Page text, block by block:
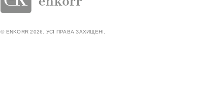
© ENKORR 2026. УСІ ПРАВА ЗАХИЩЕНІ.